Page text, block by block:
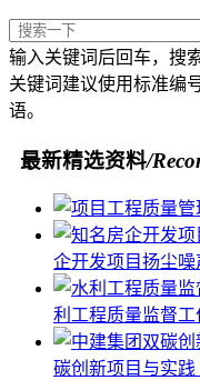
输入关键词后回车，搜
关键词建议使用标准编
语。
最新精选资料/
企开发项目扬尘
利工程质量监督
碳创新项目与实践